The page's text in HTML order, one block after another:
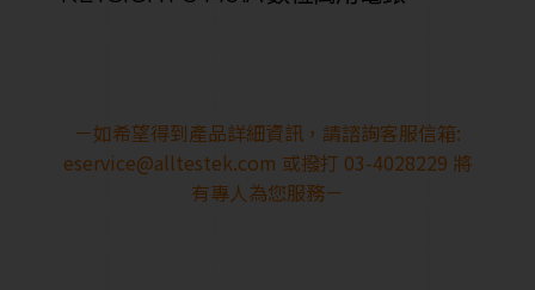
－如希望得到產品詳細資訊，請諮詢客服信箱:
eservice@alltestek.com 或撥打 03-4028229 將
有專人為您服務－